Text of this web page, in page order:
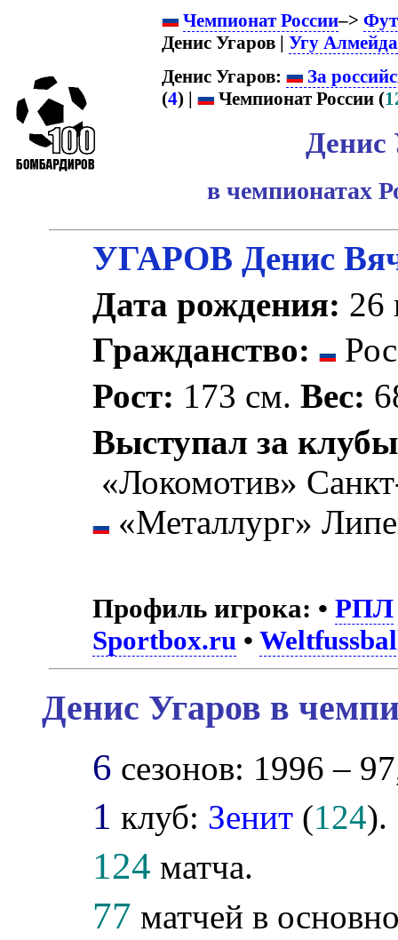
Чемпионат России–>
Денис Угаров | Угу Алмейда
Денис Угаров:
За
(4) | Чемпионат России (
Денис
в чемпионатах
УГАРОВ Денис
Дата рождения: 26
Гражданство:
Рост: 173 см.Вес:
Выступал за
«Локомотив»
«Металлург»
Профиль игрока: •РПЛ
Sportbox.ru •
Денис Угаров в
6 сезонов: 1996 –
1 клуб: Зенит (124).
124 матча.
77 матчей в